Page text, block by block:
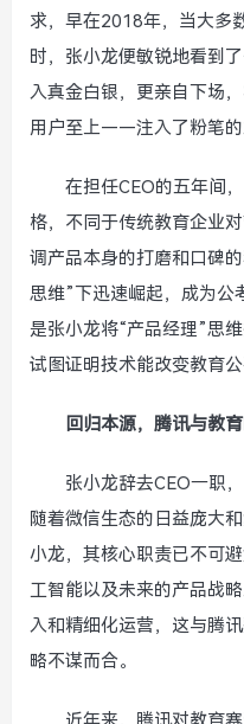
求，早在2018年，当大多
时，张小龙便敏锐地看到
入真金白银，更亲自下场
用户至上——注入了粉笔的
在担任CEO的五年间
格，不同于传统教育企业
调产品本身的打磨和口碑
思维”下迅速崛起，成为公
是张小龙将“产品经理”思
试图证明技术能改变教育公
回归本源，腾讯与教
张小龙辞去CEO一职
随着微信生态的日益庞大
小龙，其核心职责已不可
工智能以及未来的产品战
入和精细化运营，这与腾
略不谋而合。